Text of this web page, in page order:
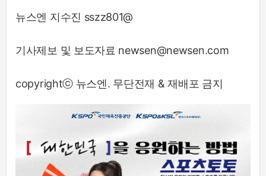
뉴스엔 지수진 sszz801@
기사제보 및 보도자료 newsen@newsen.com
copyrightⓒ 뉴스엔. 무단전재 & 재배포 금지